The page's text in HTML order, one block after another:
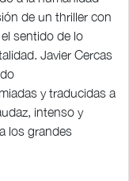
de un thriller con
sentido de lo
Javier Cercas
y traducidas a
intenso y
los grandes